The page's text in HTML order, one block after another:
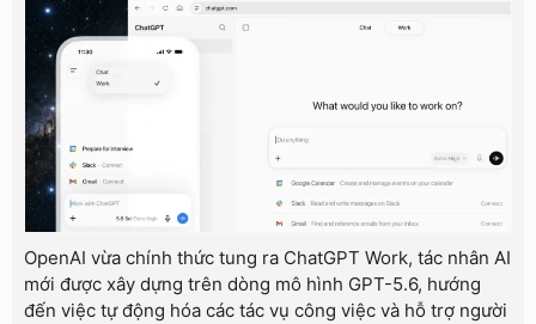
OpenAI vừa chính thức tung ra ChatGPT Work, tác nhân AI
mới được xây dựng trên dòng mô hình GPT-5.6, hướng
đến việc tự động hóa các tác vụ công việc và hỗ trợ người